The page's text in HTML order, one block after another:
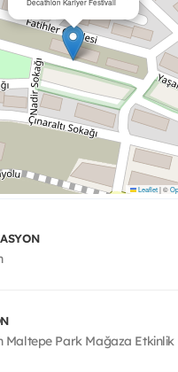
Decathlon Kariyer Festivali
Leaflet|©
Maltepe Park Mağaza Etkinlik